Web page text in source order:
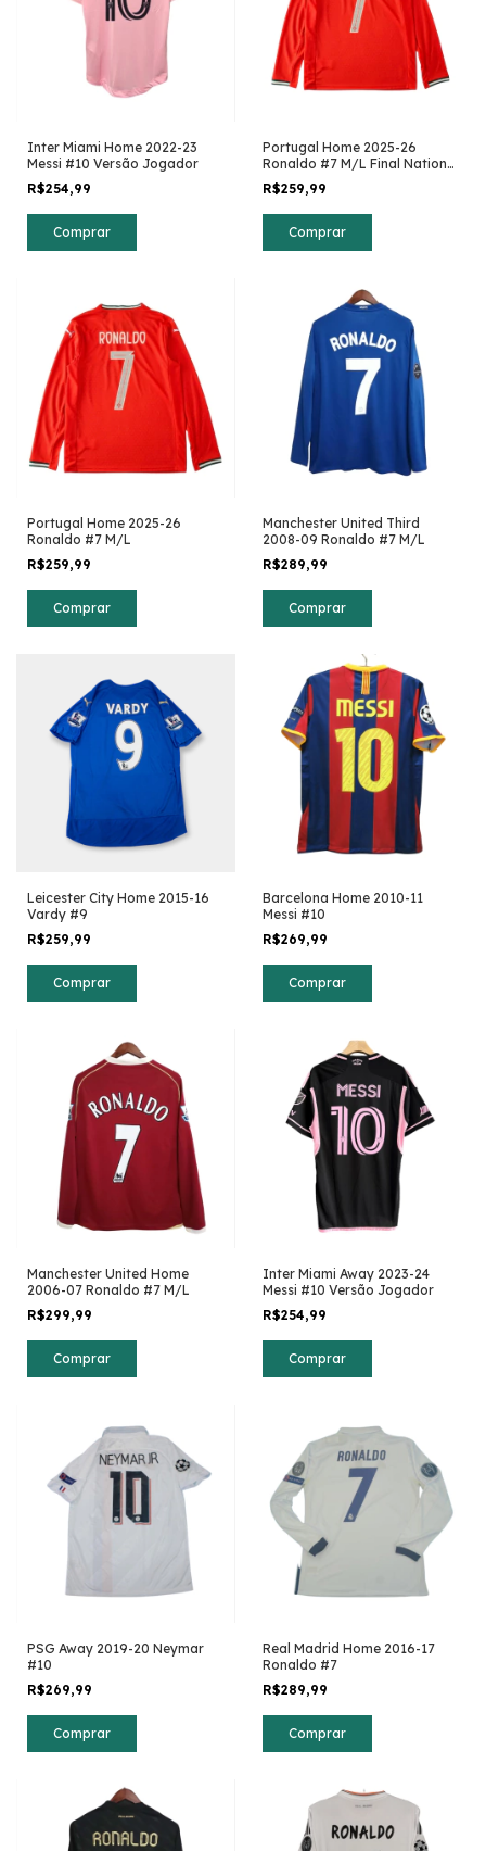
Inter Miami Home 2022-23
Messi #10 Versão Jogador
R$254,99
Comprar
Portugal Home 2025-26
Ronaldo #7 M/L Final Nations
League
R$259,99
Comprar
Portugal Home 2025-26
Ronaldo #7 M/L
R$259,99
Comprar
Manchester United Third
2008-09 Ronaldo #7 M/L
R$289,99
Comprar
Leicester City Home 2015-16
Vardy #9
R$259,99
Comprar
Barcelona Home 2010-11
Messi #10
R$269,99
Comprar
Manchester United Home
2006-07 Ronaldo #7 M/L
R$299,99
Comprar
Inter Miami Away 2023-24
Messi #10 Versão Jogador
R$254,99
Comprar
PSG Away 2019-20 Neymar
#10
R$269,99
Comprar
Real Madrid Home 2016-17
Ronaldo #7
R$289,99
Comprar